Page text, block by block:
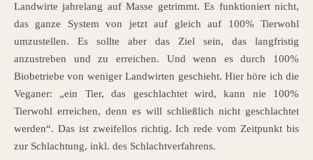
Landwirte jahrelang auf Masse getrimmt. Es funktioniert nicht,
das ganze System von jetzt auf gleich auf 100% Tierwohl
umzustellen. Es sollte aber das Ziel sein, das langfristig
anzustreben und zu erreichen. Und wenn es durch 100%
Biobetriebe von weniger Landwirten geschieht. Hier höre ich die
Veganer: „ein Tier, das geschlachtet wird, kann nie 100%
Tierwohl erreichen, denn es will schließlich nicht geschlachtet
werden“. Das ist zweifellos richtig. Ich rede vom Zeitpunkt bis
zur Schlachtung, inkl. des Schlachtverfahrens.